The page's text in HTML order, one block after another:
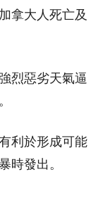
拿大人死亡及
烈惡劣天氣逼
利於形成可能
時發出。